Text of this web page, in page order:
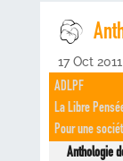
17 Oct 2011
ADLPF
La Libre
Pour une
Anthologie